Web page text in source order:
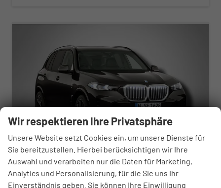
BMW X5
M Sportpaket xDrive40d
Wir respektieren Ihre Privatsphäre
Unsere Website setzt Cookies ein, um unsere Dienste für
Sie bereitzustellen. Hierbei berücksichtigen wir Ihre
Auswahl und verarbeiten nur die Daten für Marketing,
Analytics und Personalisierung, für die Sie uns Ihr
Einverständnis geben. Sie können Ihre Einwilligung